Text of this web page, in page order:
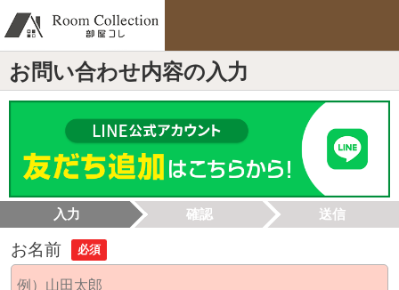
お問い合わせ内容の入力
入力 確認 送信
お名前 必須